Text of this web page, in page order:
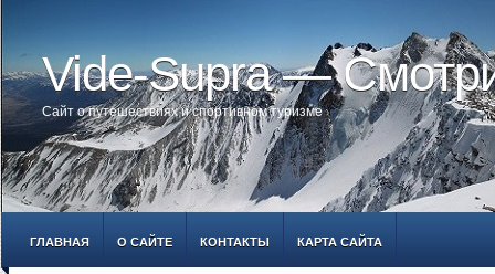
Vide-Supra —
Сайт о путешествиях и спортивном туризме
ГЛАВНАЯ О САЙТЕ КОНТАКТЫ КАРТА САЙТА